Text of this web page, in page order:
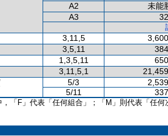
A2
未能
A3
3,11,5
3,5,11
1,3,5,11
3,11,5,1
5/3
5/11
「F」代表「任何組合」；「M」則代表「任何